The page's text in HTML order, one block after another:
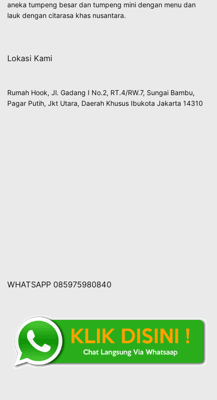
aneka tumpeng besar dan tumpeng mini dengan menu dan
lauk dengan citarasa khas nusantara.
Lokasi Kami
Rumah Hook, Jl. Gadang I No.2, RT.4/RW.7, Sungai Bambu,
Pagar Putih, Jkt Utara, Daerah Khusus Ibukota Jakarta 14310
WHATSAPP 085975980840